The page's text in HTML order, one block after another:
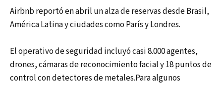
Airbnb reportó en abril un alza de reservas desde Brasil,
América Latina y ciudades como París y Londres.
El operativo de seguridad incluyó casi 8.000 agentes,
drones, cámaras de reconocimiento facial y 18 puntos de
control con detectores de metales.Para algunos